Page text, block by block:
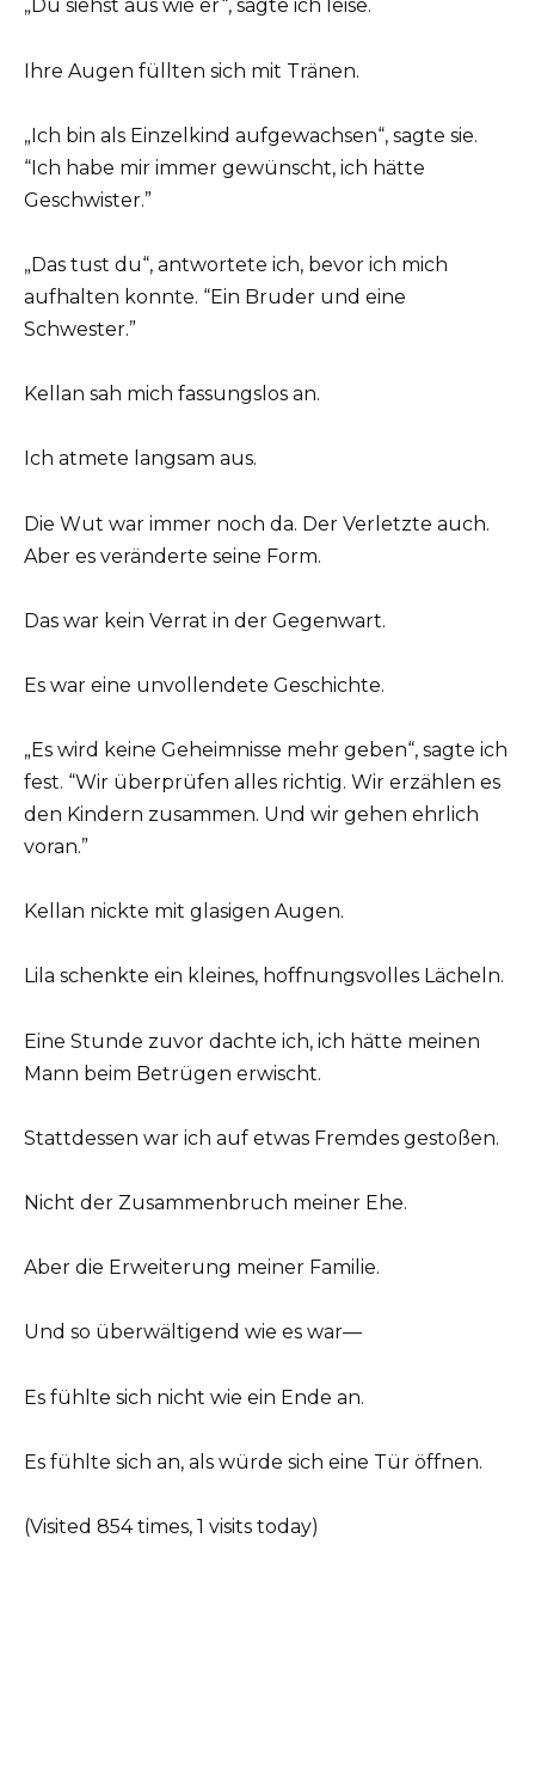
„Du siehst aus wie er“, sagte ich leise.
Ihre Augen füllten sich mit Tränen.
„Ich bin als Einzelkind aufgewachsen“, sagte sie.
“Ich habe mir immer gewünscht, ich hätte
Geschwister.”
„Das tust du“, antwortete ich, bevor ich mich
aufhalten konnte. “Ein Bruder und eine
Schwester.”
Kellan sah mich fassungslos an.
Ich atmete langsam aus.
Die Wut war immer noch da. Der Verletzte auch.
Aber es veränderte seine Form.
Das war kein Verrat in der Gegenwart.
Es war eine unvollendete Geschichte.
„Es wird keine Geheimnisse mehr geben“, sagte ich
fest. “Wir überprüfen alles richtig. Wir erzählen es
den Kindern zusammen. Und wir gehen ehrlich
voran.”
Kellan nickte mit glasigen Augen.
Lila schenkte ein kleines, hoffnungsvolles Lächeln.
Eine Stunde zuvor dachte ich, ich hätte meinen
Mann beim Betrügen erwischt.
Stattdessen war ich auf etwas Fremdes gestoßen.
Nicht der Zusammenbruch meiner Ehe.
Aber die Erweiterung meiner Familie.
Und so überwältigend wie es war—
Es fühlte sich nicht wie ein Ende an.
Es fühlte sich an, als würde sich eine Tür öffnen.
(Visited 854 times, 1 visits today)